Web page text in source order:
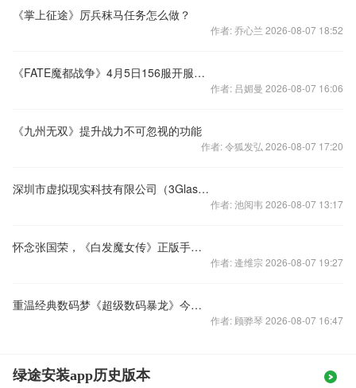
《掌上征途》厉兵秣马任务怎么做？
作者: 乔心兰 2026-08-07 18:52
《FATE魔都战争》4月5日156服开服公告
作者: 吕媚曼 2026-08-07 16:06
《九州无双》提升战力不可忽视的功能
作者: 令狐发弘 2026-08-07 17:20
深圳市虚拟现实科技有限公司（3Glasses）将于2016年eSmart展会大放异彩
作者: 池阅韦 2026-08-07 13:17
怀念张国荣，《白发魔女传》正版手游里的经典剧情回顾
作者: 逄维宗 2026-08-07 19:27
重温经典数码梦《超级数码暴龙》今日震撼公测
作者: 顾骅琴 2026-08-07 16:47
绿途安装app历史版本